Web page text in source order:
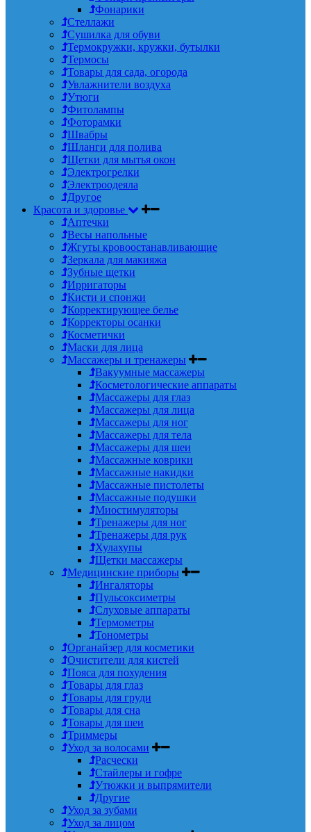
Фонарики
Стеллажи
Сушилка для обуви
Термокружки, кружки, бутылки
Термосы
Товары для сада, огорода
Увлажнители воздуха
Утюги
Фитолампы
Фоторамки
Швабры
Шланги для полива
Щетки для мытья окон
Электрогрелки
Электроодеяла
Другое
Красота и здоровье
Аптечки
Весы напольные
Жгуты кровоостанавливающие
Зеркала для макияжа
Зубные щетки
Ирригаторы
Кисти и спонжи
Корректирующее белье
Корректоры осанки
Косметички
Маски для лица
Массажеры и тренажеры
Вакуумные массажеры
Косметологические аппараты
Массажеры для глаз
Массажеры для лица
Массажеры для ног
Массажеры для тела
Массажеры для шеи
Массажные коврики
Массажные накидки
Массажные пистолеты
Массажные подушки
Миостимуляторы
Тренажеры для ног
Тренажеры для рук
Хулахупы
Щетки массажеры
Медицинские приборы
Ингаляторы
Пульсоксиметры
Слуховые аппараты
Термометры
Тонометры
Органайзер для косметики
Очистители для кистей
Пояса для похудения
Товары для глаз
Товары для груди
Товары для сна
Товары для шеи
Триммеры
Уход за волосами
Расчески
Стайлеры и гофре
Утюжки и выпрямители
Другие
Уход за зубами
Уход за лицом